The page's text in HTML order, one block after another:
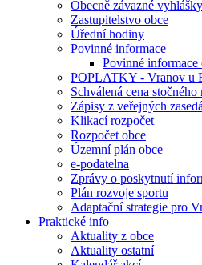
Obecně závazné
Zastupitelstvo obce
Úřední hodiny
Povinné informace
Povinné informace
POPLATKY - Vranov u
Schválená cena
Zápisy z veřejných
Klikací rozpočet
Rozpočet obce
Územní plán obce
e-podatelna
Zprávy o poskytnutí
Plán rozvoje sportu
Adaptační strategie pro
Praktické info
Aktuality z obce
Aktuality ostatní